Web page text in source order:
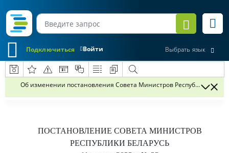
Войти
Подключиться Выбрать язык
Об изменении постановления Совета Министров Республики
ПОСТАНОВЛЕНИЕ СОВЕТА МИНИСТРОВ
РЕСПУБЛИКИ БЕЛАРУСЬ